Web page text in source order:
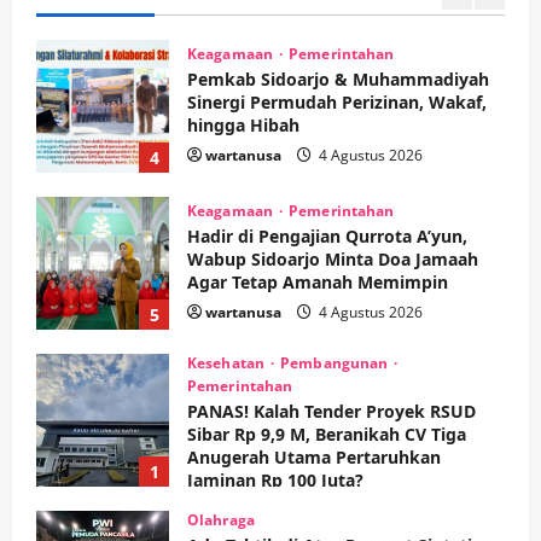
wartanusa 4 Agustus 2026
4
Keagamaan Pemerintahan
Pemkab Sidoarjo & Muhammadiyah
Sinergi Permudah Perizinan, Wakaf,
hingga Hibah
wartanusa 4 Agustus 2026
5
Keagamaan Pemerintahan
Hadir di Pengajian Qurrota A’yun,
Wabup Sidoarjo Minta Doa Jamaah
Agar Tetap Amanah Memimpin
wartanusa 4 Agustus 2026
1
Kesehatan
Pembangunan
Pemerintahan
PANAS! Kalah Tender Proyek RSUD
Sibar Rp 9,9 M, Beranikah CV Tiga
Anugerah Utama Pertaruhkan
Jaminan Rp 100 Juta?
wartanusa
Olahraga